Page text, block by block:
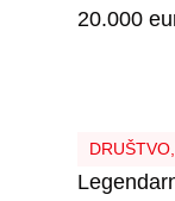
20.000
DRUŠTVO,